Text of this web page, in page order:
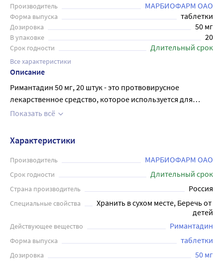
Производитель МАРБИОФАРМ ОАО
Форма выпуска таблетки
Дозировка 50 мг
В упаковке 20
Срок годности Длительный срок
Все характеристики
Описание
Римантадин 50 мг, 20 штук - это протвовирусное
лекарственное средство, которое используется для
профилактики и лечения острой респираторной
римантадина, который блокирует размножение вирусов
и ускоряет выздоровление. Лекарство рекомендуется
принимать в первые сутки после появления первых
симптомов гриппа или ОРВИ. Римантадин не только
продолжительность болезни. Препарат обладает
высокой степенью безопасности и хорошо переносится
проконсультироваться с врачом.
Показать всё
Характеристики
Производитель МАРБИОФАРМ ОАО
Срок годности Длительный срок
Страна производитель Россия
Специальные свойства
Хранить в сухом месте, Беречь от
детей
Действующее вещество Римантадин
Форма выпуска таблетки
Дозировка 50 мг